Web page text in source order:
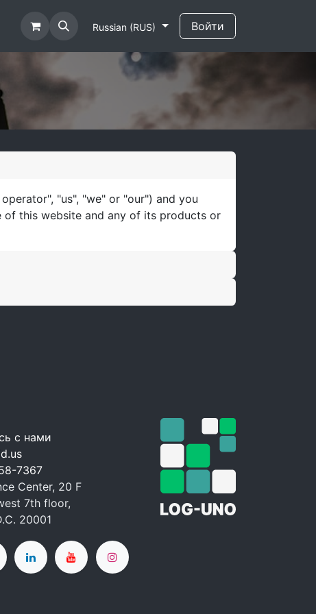
Russian (RUS) Войти
"us", "we" or "our") and you
of this website and any of its products or
с нами
7367
Center, 20 F
7th floor,
20001